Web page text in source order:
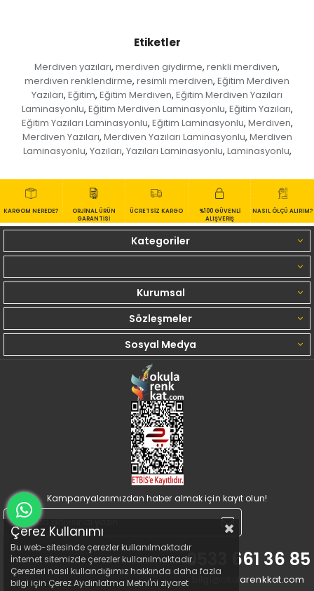
Etiketler
Merdiven yazıları, merdiven giydirme, renkli merdiven,
merdiven renklendirme, resimli merdiven, Eğitim Merdiven
Yazıları, Eğitim, Eğitim Merdiven, Eğitim Merdiven Yazıları
Laminasyonlu, Eğitim Merdiven Laminasyonlu, Eğitim Yazıları,
Eğitim Yazıları Laminasyonlu, Eğitim Laminasyonlu, Merdiven,
Merdiven Yazıları, Merdiven Yazıları Laminasyonlu, Merdiven
Laminasyonlu, Yazıları, Yazıları Laminasyonlu, Laminasyonlu,
KARGOM NEREDE?
ORJİNAL ÜRÜN
GARANTİSİ
ÜCRETSİZ KARGO
%100 GÜVENLİ
ALIŞVERİŞ
NASIL ÖLÇÜ ALIRIM?
Kategoriler
Kurumsal
Sözleşmeler
Sosyal Medya
Kampanyalarımızdan haber almak için kayıt olun!
0533 661 36 85
bilgi@okularenkkat.com
Çerez Kullanımı
Bu web-sitesinde çerezler kullanılmaktadır
İnternet sitemizde çerezler kullanılmaktadır.
Çerezleri nasıl kullandığımız hakkında daha fazla
bilgi için Çerez Aydınlatma Metni'ni ziyaret